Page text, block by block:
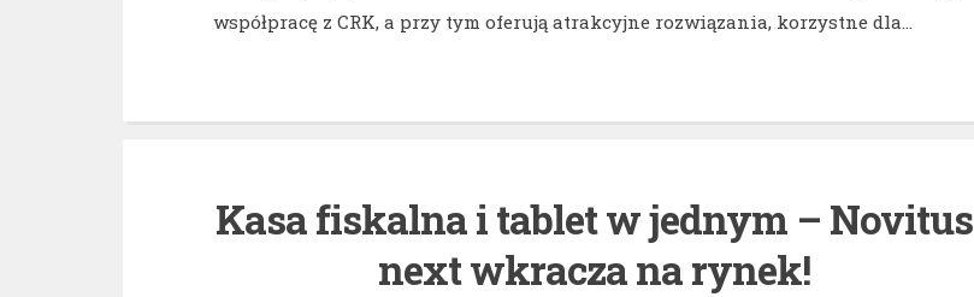
współpracę z CRK, a przy tym oferują atrakcyjne rozwiązania, korzystne dla…
Kasa fiskalna i tablet w jednym – Novitus
next wkracza na rynek!